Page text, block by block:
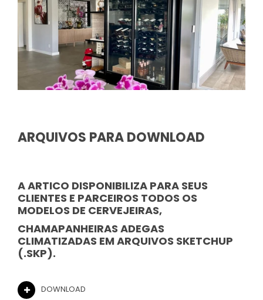
ARQUIVOS PARA DOWNLOAD
A ARTICO DISPONIBILIZA PARA SEUS
CLIENTES E PARCEIROS TODOS OS
MODELOS DE CERVEJEIRAS,
CHAMAPANHEIRAS ADEGAS
CLIMATIZADAS EM ARQUIVOS SKETCHUP
(.SKP).
DOWNLOAD